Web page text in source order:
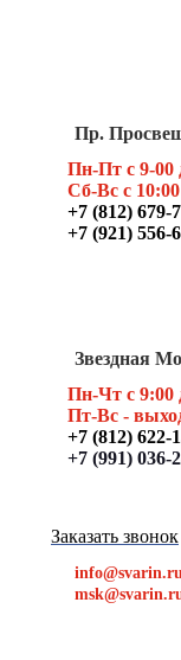
Пр.
Пн-Пт с 9-00
Сб-Вс с
+7 (812) 679-
+7 (921) 556-
Звездная
Пн-Чт с 9:00
Пт-Вс -
+7 (812) 622-
+7 (991) 036-
Заказать звонок